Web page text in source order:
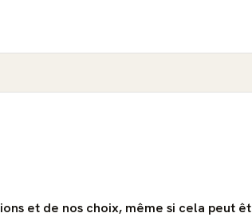
et de nos choix, même si cela peut